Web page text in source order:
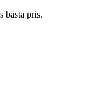
bästa pris.